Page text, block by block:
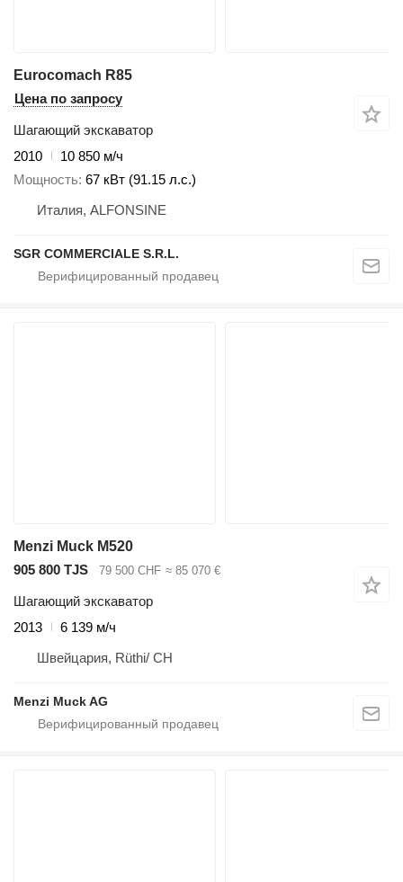
Eurocomach R85
Цена по запросу
Шагающий экскаватор
2010
10 850 м/ч
Мощность 67 кВт (91.15 л.с.)
Италия, ALFONSINE
SGR COMMERCIALE S.R.L.
Menzi Muck M520
905 800 TJS
79 500 CHF ≈ 85 070 €
Шагающий экскаватор
2013
6 139 м/ч
Швейцария, Rüthi/ CH
Menzi Muck AG